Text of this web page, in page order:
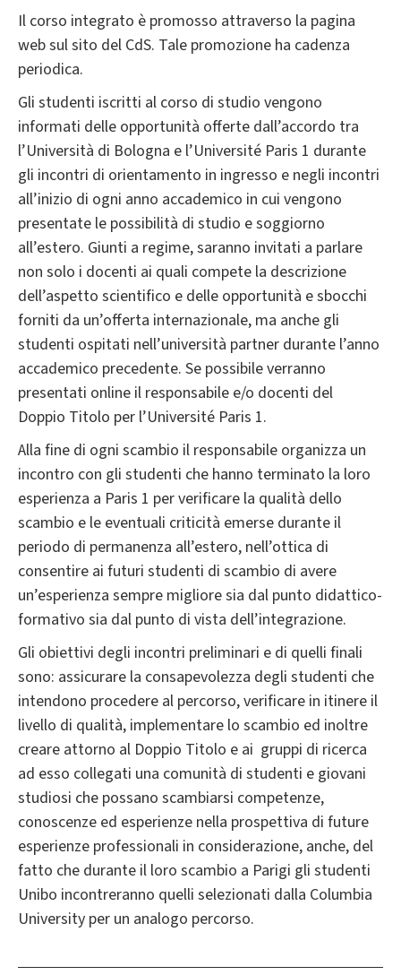
Il corso integrato è promosso attraverso la pagina
web sul sito del CdS. Tale promozione ha cadenza
periodica.
Gli studenti iscritti al corso di studio vengono
informati delle opportunità offerte dall’accordo tra
l’Università di Bologna e l’Université Paris 1 durante
gli incontri di orientamento in ingresso e negli incontri
all’inizio di ogni anno accademico in cui vengono
presentate le possibilità di studio e soggiorno
all’estero. Giunti a regime, saranno invitati a parlare
non solo i docenti ai quali compete la descrizione
dell’aspetto scientifico e delle opportunità e sbocchi
forniti da un’offerta internazionale, ma anche gli
studenti ospitati nell’università partner durante l’anno
accademico precedente. Se possibile verranno
presentati online il responsabile e/o docenti del
Doppio Titolo per l’Université Paris 1.
Alla fine di ogni scambio il responsabile organizza un
incontro con gli studenti che hanno terminato la loro
esperienza a Paris 1 per verificare la qualità dello
scambio e le eventuali criticità emerse durante il
periodo di permanenza all’estero, nell’ottica di
consentire ai futuri studenti di scambio di avere
un’esperienza sempre migliore sia dal punto didattico-
formativo sia dal punto di vista dell’integrazione.
Gli obiettivi degli incontri preliminari e di quelli finali
sono: assicurare la consapevolezza degli studenti che
intendono procedere al percorso, verificare in itinere il
livello di qualità, implementare lo scambio ed inoltre
creare attorno al Doppio Titolo e ai gruppi di ricerca
ad esso collegati una comunità di studenti e giovani
studiosi che possano scambiarsi competenze,
conoscenze ed esperienze nella prospettiva di future
esperienze professionali in considerazione, anche, del
fatto che durante il loro scambio a Parigi gli studenti
Unibo incontreranno quelli selezionati dalla Columbia
University per un analogo percorso.